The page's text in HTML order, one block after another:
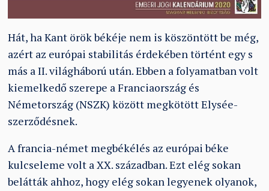
Hát, ha Kant örök békéje nem is köszöntött be még,
azért az európai stabilitás érdekében történt egy s
más a II. világháború után. Ebben a folyamatban volt
kiemelkedő szerepe a Franciaország és
Németország (NSZK) között megkötött Elysée-
szerződésnek.
A francia-német megbékélés az európai béke
kulcseleme volt a XX. században. Ezt elég sokan
belátták ahhoz, hogy elég sokan legyenek olyanok,